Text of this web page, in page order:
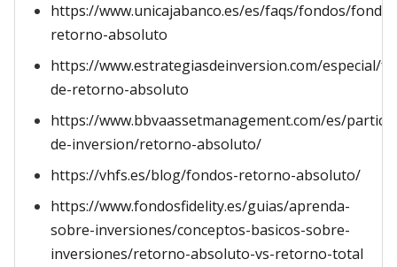
https://www.unicajabanco.es/es/faqs/fondos/
retorno-absoluto
https://www.estrategiasdeinversion.com/especial/
de-retorno-absoluto
https://www.bbvaassetmanagement.com/es/
de-inversion/retorno-absoluto/
https://vhfs.es/blog/fondos-retorno-absoluto/
https://www.fondosfidelity.es/guias/aprenda-
sobre-inversiones/conceptos-basicos-sobre-
inversiones/retorno-absoluto-vs-retorno-total